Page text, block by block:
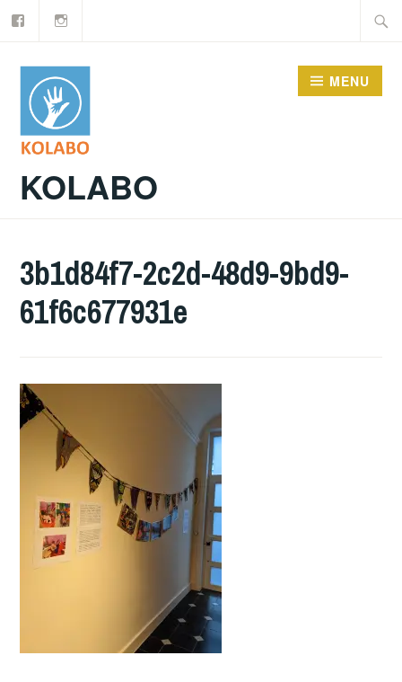
Doorgaan
inhoud
KOLABO
MENU
3b1d84f7-2c2d-48d9-9bd9-
61f6c677931e